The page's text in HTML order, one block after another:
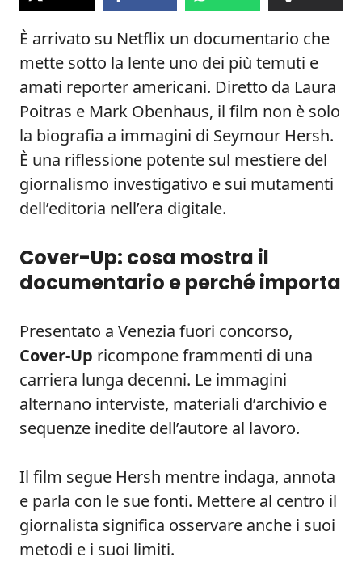
È arrivato su Netflix un documentario che
mette sotto la lente uno dei più temuti e
amati reporter americani. Diretto da Laura
Poitras e Mark Obenhaus, il film non è solo
la biografia a immagini di Seymour Hersh.
È una riflessione potente sul mestiere del
giornalismo investigativo e sui mutamenti
dell’editoria nell’era digitale.
Cover-Up: cosa mostra il
documentario e perché importa
Presentato a Venezia fuori concorso,
Cover-Up ricompone frammenti di una
carriera lunga decenni. Le immagini
alternano interviste, materiali d’archivio e
sequenze inedite dell’autore al lavoro.
Il film segue Hersh mentre indaga, annota
e parla con le sue fonti. Mettere al centro il
giornalista significa osservare anche i suoi
metodi e i suoi limiti.